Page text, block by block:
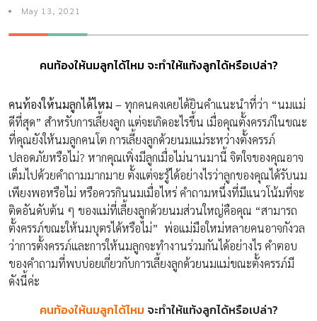
May 13, 2021
คนท้องให้นมลูกได้ไหม จะทำให้แท้งลูกได้หรือเปล่า?
คนท้องให้นมลูกได้ไหม – ทุกคนคงเคยได้ยินคำแนะนำที่ว่า “นมแม่
ดีที่สุด” สำหรับการเลี้ยงลูก แต่จะเกิดอะไรขึ้น เมื่อคุณตั้งครรภ์ในขณะ
ที่คุณยังให้นมลูกคนโต การเลี้ยงลูกด้วยนมแม่ระหว่างตั้งครรภ์
ปลอดภัยหรือไม่? หากคุณเพิ่งมีลูกเมื่อไม่นานมานี้ จิตใจของคุณอาจ
เต็มไปด้วยคำถามมากมาย ตั้งแต่จะรู้ได้อย่างไรว่าลูกของคุณได้รับนม
เพียงพอหรือไม่ หรือควรกินนมเมื่อไหร่ คำถามหนึ่งที่มีแนวโน้มที่จะ
ติดอันดับต้น ๆ ของแม่ที่เลี้ยงลูกด้วยนมส่วนใหญ่คือคุณ “สามารถ
ตั้งครรภ์ขณะให้นมบุตรได้หรือไม่” พ่อแม่มือใหม่หลายคนอาจกังวล
ว่าการตั้งครรภ์และการให้นมลูกจะทำงานร่วมกันได้อย่างไร คำตอบ
ของคำถามที่พบบ่อยเกี่ยวกับการเลี้ยงลูกด้วยนมแม่ขณะตั้งครรภ์มี
ดังนี้ค่ะ
คนท้องให้นมลูกได้ไหม จะทำให้แท้งลูกได้หรือเปล่า?